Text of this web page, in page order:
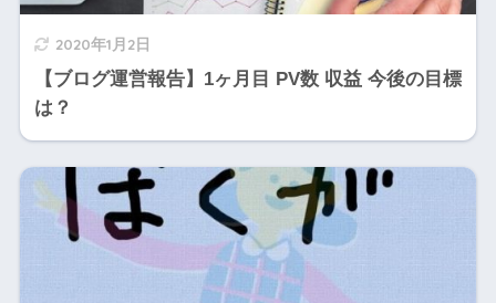
2020年1月2日
【ブログ運営報告】1ヶ月目 PV数 収益 今後の目標
は？